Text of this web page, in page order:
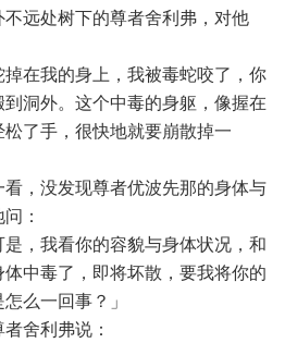
远处树下的尊者舍利弗，对他
在我的身上，我被毒蛇咬了，你
洞外。这个中毒的身躯，像握在
了手，很快地就要崩散掉一
，没发现尊者优波先那的身体与
：
，我看你的容貌与身体状况，和
中毒了，即将坏散，要我将你的
么一回事？」
舍利弗说：